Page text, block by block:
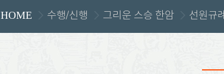
HOME 수행/신행 그리운 스승 한암 선원규